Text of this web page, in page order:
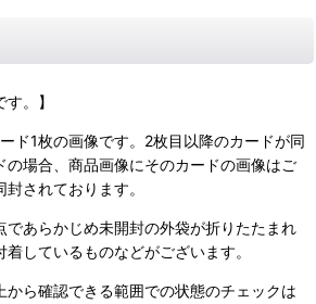
。】
ド1枚の画像です。2枚目以降のカードが同
の場合、商品画像にそのカードの画像はご
されております。
であらかじめ未開封の外袋が折りたたまれ
しているものなどがございます。
から確認できる範囲での状態のチェックは